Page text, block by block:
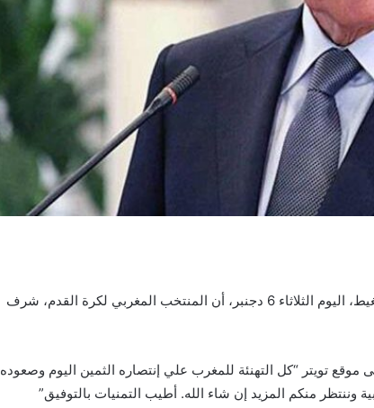
أكد الأمين العام لجامعة الدول العربية أحمد أبو الغيط، اليوم الثلاثاء 6 دجنبر، أن المنتخب المغربي لكرة القدم، شرف
موقع تويتر “كل التهنئة للمغرب علي إنتصاره الثمين اليوم وصعوده
وننتظر منكم المزيد إن شاء الله. أطيب التمنيات بالتوفيق”